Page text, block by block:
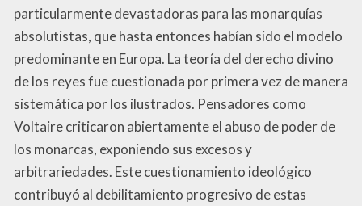
particularmente devastadoras para las monarquías
absolutistas, que hasta entonces habían sido el modelo
predominante en Europa. La teoría del derecho divino
de los reyes fue cuestionada por primera vez de manera
sistemática por los ilustrados. Pensadores como
Voltaire criticaron abiertamente el abuso de poder de
los monarcas, exponiendo sus excesos y
arbitrariedades. Este cuestionamiento ideológico
contribuyó al debilitamiento progresivo de estas